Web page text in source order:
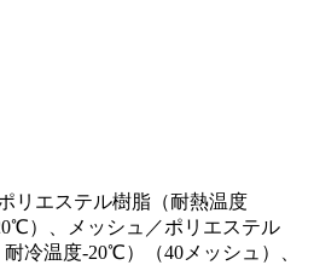
リエステル樹脂（耐熱温度
）、メッシュ／ポリエステル
冷温度-20℃）（40メッシュ）、